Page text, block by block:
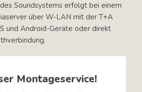
Soundsystems erfolgt bei einem
über W-LAN mit der T+A
und Android-Geräte oder direkt
Montageservice!